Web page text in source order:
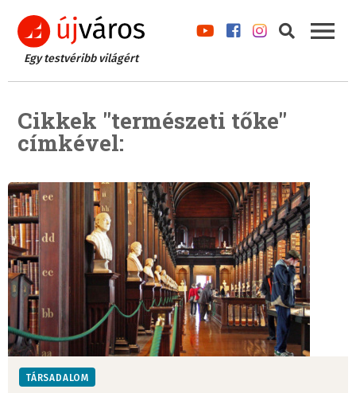
Egy testvéribb világért
Cikkek "természeti tőke"
címkével:
TÁRSADALOM